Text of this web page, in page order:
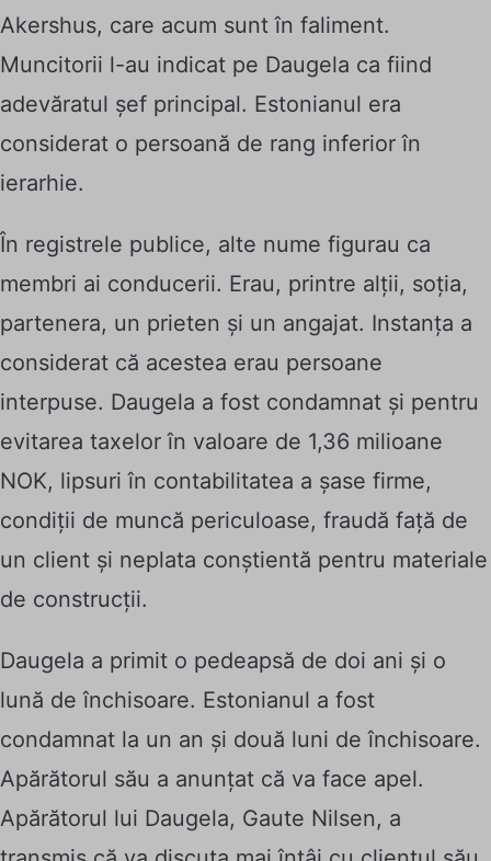
Akershus, care acum sunt în faliment.
Muncitorii l-au indicat pe Daugela ca fiind
adevăratul șef principal. Estonianul era
considerat o persoană de rang inferior în
ierarhie.
În registrele publice, alte nume figurau ca
membri ai conducerii. Erau, printre alții, soția,
partenera, un prieten și un angajat. Instanța a
considerat că acestea erau persoane
interpuse. Daugela a fost condamnat și pentru
evitarea taxelor în valoare de 1,36 milioane
NOK, lipsuri în contabilitatea a șase firme,
condiții de muncă periculoase, fraudă față de
un client și neplata conștientă pentru materiale
de construcții.
Daugela a primit o pedeapsă de doi ani și o
lună de închisoare. Estonianul a fost
condamnat la un an și două luni de închisoare.
Apărătorul său a anunțat că va face apel.
Apărătorul lui Daugela, Gaute Nilsen, a